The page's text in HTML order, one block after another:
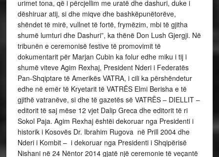
urimet tona, që i përcjellim me uratë dhe dashuri, duke i
dëshiruar atij, si dhe miqve dhe bashkëpunëtorëve,
shëndet të mirë, vullnet të fortë, frymëzim, mbi të gjitha
shumë lumturi dhe Dashuri”, ka thënë Don Lush Gjergji. Në
tribunën e ceremonisë festive të promovimit të
dokumentarit për Marjan Cubin ka folur edhe miku i tij i
shumë viteve Agim Rexhaj, President Nderi i Federatës
Pan-Shqiptare të Amerikës VATRA, i cili ka përshëndetur
edhe në emër të Kryetarit të VATRËS Elmi Berisha e të
gjithë vatranëve, si dhe të gazetës së VATRËS – DIELLIT –
editorit të saj mëse 12 vjet Dalip Greca dhe editorit të ri
Sokol Paja. Agim Rexhaj ështëi dekoruar nga Presidenti i
historik i Kosovës Dr. Ibrahim Rugova në Prill 2004 dhe
Nderi i Kombit – i dekoruar nga Presidenti i Shqipërisë
Nishani në 24 Nëntor 2014 gjatë një ceremonie të veçantë